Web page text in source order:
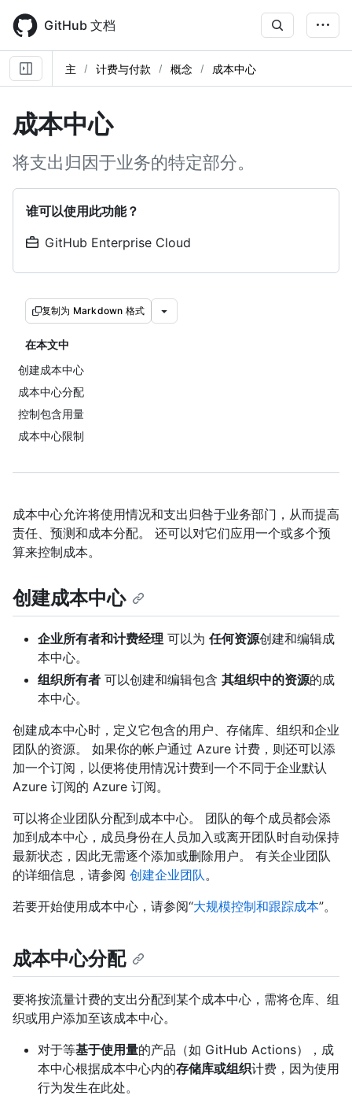
main
content
GitHub 文档
主 计费与付款 概念 成本中心
成本中心
将支出归因于业务的特定部分。
谁可以使用此功能？
GitHub Enterprise Cloud
复制为 Markdown 格式
在本文中
创建成本中心
成本中心分配
控制包含用量
成本中心限制
成本中心允许将使用情况和支出归咎于业务部门，从而提高
责任、预测和成本分配。 还可以对它们应用一个或多个预
算来控制成本。
创建成本中心
企业所有者和计费经理 可以为 任何资源创建和编辑成
本中心。
组织所有者 可以创建和编辑包含 其组织中的资源的成
本中心。
创建成本中心时，定义它包含的用户、存储库、组织和企业
团队的资源。 如果你的帐户通过 Azure 计费，则还可以添
加一个订阅，以便将使用情况计费到一个不同于企业默认
Azure 订阅的 Azure 订阅。
可以将企业团队分配到成本中心。 团队的每个成员都会添
加到成本中心，成员身份在人员加入或离开团队时自动保持
最新状态，因此无需逐个添加或删除用户。 有关企业团队
的详细信息，请参阅 创建企业团队。
若要开始使用成本中心，请参阅“大规模控制和跟踪成本”。
成本中心分配
要将按流量计费的支出分配到某个成本中心，需将仓库、组
织或用户添加至该成本中心。
对于等基于使用量的产品（如 GitHub Actions），成
本中心根据成本中心内的存储库或组织计费，因为使用
行为发生在此处。